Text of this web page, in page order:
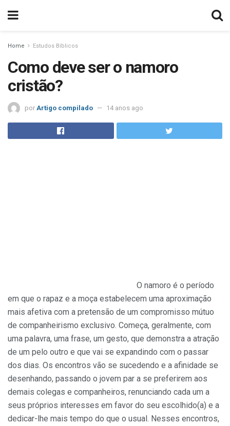
Home Estudos Bíblicos
Como deve ser o namoro
cristão?
por Artigo compilado 14 anos ago
O namoro é o período
em que o rapaz e a moça estabelecem uma aproximação
mais afetiva com a pretensão de um compromisso mútuo
de companheirismo exclusivo. Começa, geralmente, com
uma palavra, uma frase, um gesto, que demonstra a atração
de um pelo outro e que vai se expandindo com o passar
dos dias. Os encontros vão se sucedendo e a afinidade se
desenhando, passando o jovem par a se preferirem aos
demais colegas e companheiros, renunciando cada um a
seus próprios interesses em favor do seu escolhido(a) e a
dedicar-lhe mais tempo do que o usual. Nesses encontros,